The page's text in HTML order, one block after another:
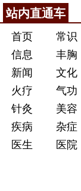
站内直通车
首页 常识
信息
丰胸
新闻
文化
火疗
气功
针灸
美容
疾病
杂症
医生
医院